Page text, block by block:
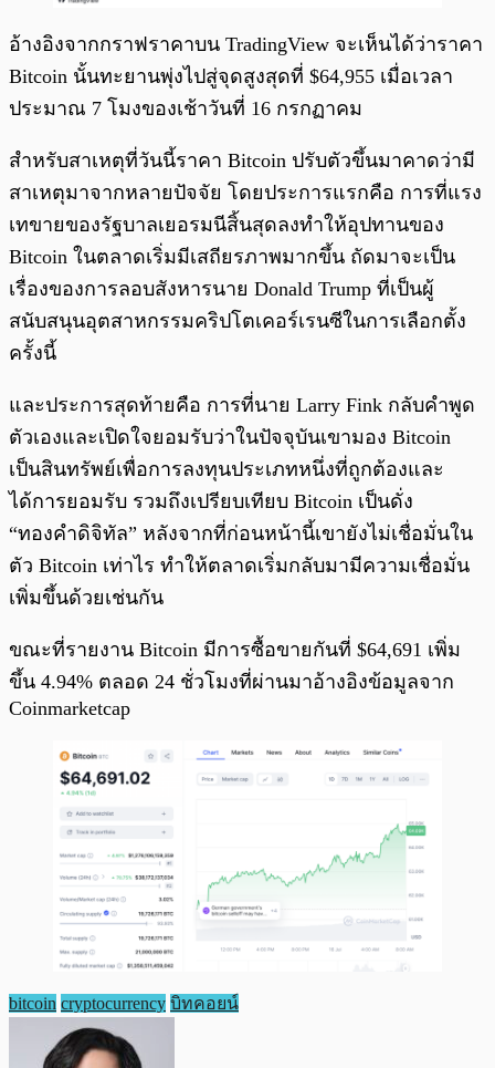
อ้างอิงจากกราฟราคาบน TradingView จะเห็นได้ว่าราคา
Bitcoin นั้นทะยานพุ่งไปสู่จุดสูงสุดที่ $64,955 เมื่อเวลา
ประมาณ 7 โมงของเช้าวันที่ 16 กรกฏาคม
สำหรับสาเหตุที่วันนี้ราคา Bitcoin ปรับตัวขึ้นมาคาดว่ามี
สาเหตุมาจากหลายปัจจัย โดยประการแรกคือ การที่แรง
เทขายของรัฐบาลเยอรมนีสิ้นสุดลงทำให้อุปทานของ
Bitcoin ในตลาดเริ่มมีเสถียรภาพมากขึ้น ถัดมาจะเป็น
เรื่องของการลอบสังหารนาย Donald Trump ที่เป็นผู้
สนับสนุนอุตสาหกรรมคริปโตเคอร์เรนซีในการเลือกตั้ง
ครั้งนี้
และประการสุดท้ายคือ การที่นาย Larry Fink กลับคำพูด
ตัวเองและเปิดใจยอมรับว่าในปัจจุบันเขามอง Bitcoin
เป็นสินทรัพย์เพื่อการลงทุนประเภทหนึ่งที่ถูกต้องและ
ได้การยอมรับ รวมถึงเปรียบเทียบ Bitcoin เป็นดั่ง
“ทองคำดิจิทัล” หลังจากที่ก่อนหน้านี้เขายังไม่เชื่อมั่นใน
ตัว Bitcoin เท่าไร ทำให้ตลาดเริ่มกลับมามีความเชื่อมั่น
เพิ่มขึ้นด้วยเช่นกัน
ขณะที่รายงาน Bitcoin มีการซื้อขายกันที่ $64,691 เพิ่ม
ขึ้น 4.94% ตลอด 24 ชั่วโมงที่ผ่านมาอ้างอิงข้อมูลจาก
Coinmarketcap
bitcoin cryptocurrency บิทคอยน์